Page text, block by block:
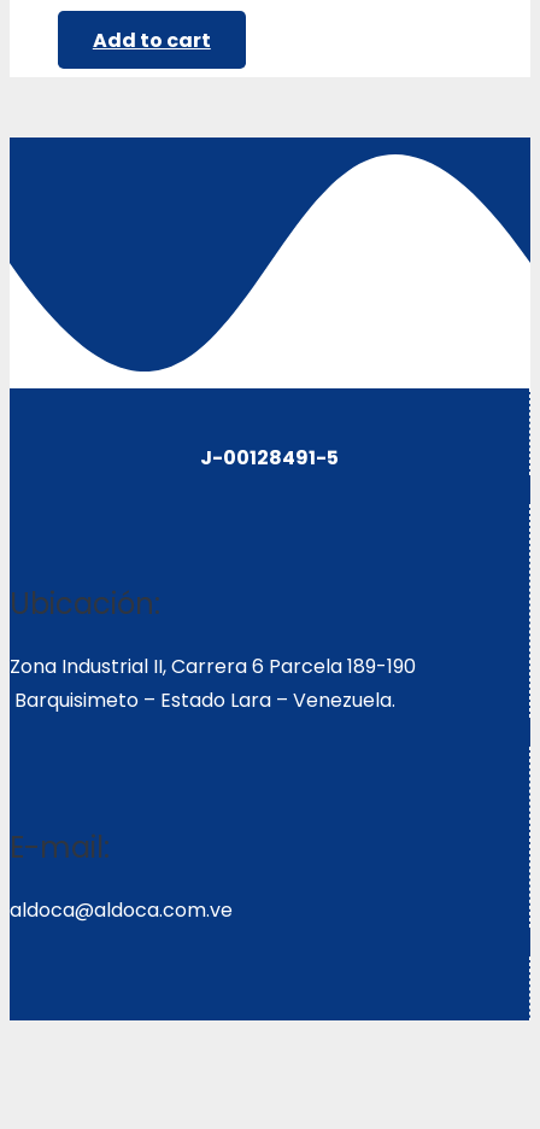
Add to cart
J-00128491-5
Ubicación:
Zona Industrial II, Carrera 6 Parcela 189-190
Barquisimeto – Estado Lara – Venezuela.
E-mail:
aldoca@aldoca.com.ve